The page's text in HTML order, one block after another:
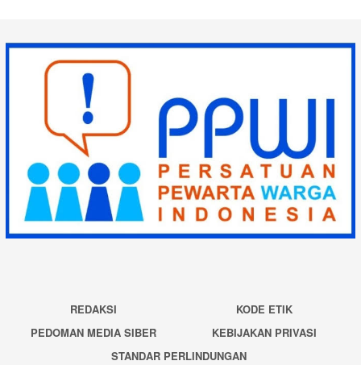
REDAKSI
KODE ETIK
PEDOMAN MEDIA SIBER
KEBIJAKAN PRIVASI
STANDAR PERLINDUNGAN